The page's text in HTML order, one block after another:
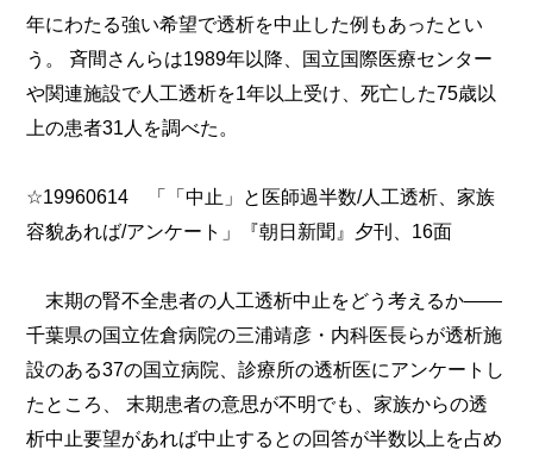
年にわたる強い希望で透析を中止した例もあったとい
う。 斉間さんらは1989年以降、国立国際医療センター
や関連施設で人工透析を1年以上受け、死亡した75歳以
上の患者31人を調べた。
☆19960614 「「中止」と医師過半数/人工透析、家族
容貌あれば/アンケート」『朝日新聞』夕刊、16面
末期の腎不全患者の人工透析中止をどう考えるか――
千葉県の国立佐倉病院の三浦靖彦・内科医長らが透析施
設のある37の国立病院、診療所の透析医にアンケートし
たところ、 末期患者の意思が不明でも、家族からの透
析中止要望があれば中止するとの回答が半数以上を占め